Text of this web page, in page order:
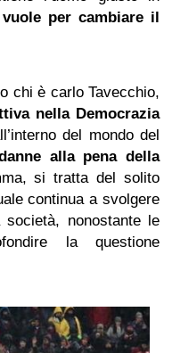
per cambiare il
chi è carlo Tavecchio,
nella Democrazia
del mondo del
alla pena della
si tratta del solito
continua a svolgere
società, nonostante le
la questione